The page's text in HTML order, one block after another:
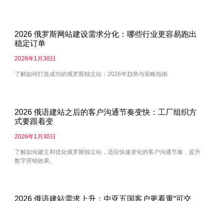
2026 俄罗斯网站建设需求分化：哪些行业更容易跑出
稳定订单
2026年1月30日
了解如何打造成功的俄罗斯独立站：2026年趋势与策略指南
2026 俄语建站之后的客户沟通节奏变快：工厂组织方
式要跟着变
2026年1月30日
了解如何建立和优化俄罗斯独立站，适应快速变化的客户沟通节奏，提升
数字营销效果。
2026 俄语建站需求上升：中亚五国客户更看重“可交